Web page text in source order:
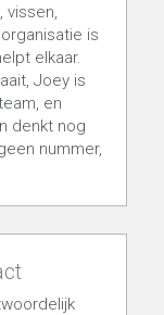
vissen,
is
elkaar.
Joey is
en
denkt nog
nummer,